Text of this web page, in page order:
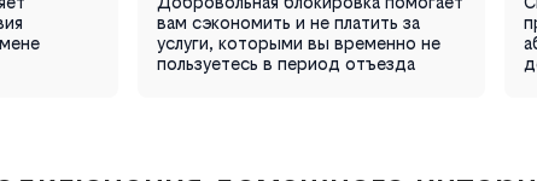
вам сэкономить и не платить за
услуги, которыми вы временно не
пользуетесь в период отъезда